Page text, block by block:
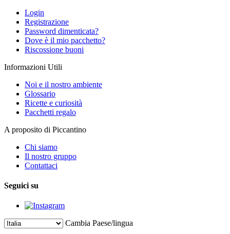
Login
Registrazione
Password dimenticata?
Dove è il mio pacchetto?
Riscossione buoni
Informazioni Utili
Noi e il nostro ambiente
Glossario
Ricette e curiosità
Pacchetti regalo
A proposito di Piccantino
Chi siamo
Il nostro gruppo
Contattaci
Seguici su
Cambia Paese/lingua